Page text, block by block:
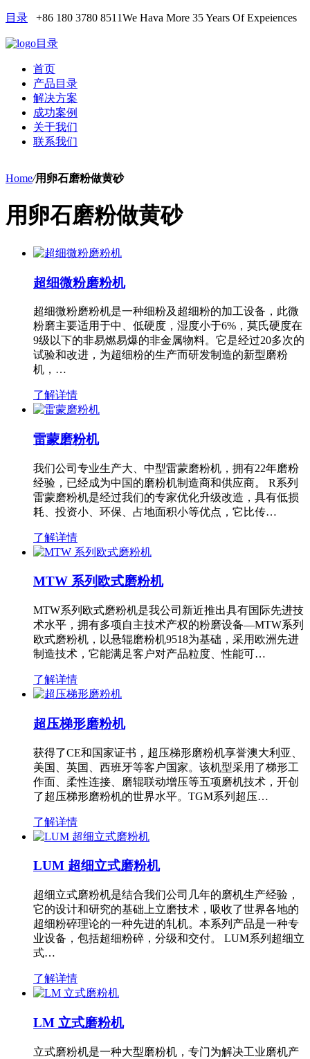
目录 +86 180 3780 8511We Hava More 35 Years Of Expeiences
目录
首页
产品目录
解决方案
成功案例
关于我们
联系我们
Home/用卵石磨粉做黄砂
用卵石磨粉做黄砂
超细微粉磨粉机
超细微粉磨粉机是一种细粉及超细粉的加工设备，此微
粉磨主要适用于中、低硬度，湿度小于6%，莫氏硬度在
9级以下的非易燃易爆的非金属物料。它是经过20多次的
试验和改进，为超细粉的生产而研发制造的新型磨粉
机，…
了解详情
雷蒙磨粉机
我们公司专业生产大、中型雷蒙磨粉机，拥有22年磨粉
经验，已经成为中国的磨粉机制造商和供应商。 R系列
雷蒙磨粉机是经过我们的专家优化升级改造，具有低损
耗、投资小、环保、占地面积小等优点，它比传…
了解详情
MTW 系列欧式磨粉机
MTW系列欧式磨粉机是我公司新近推出具有国际先进技
术水平，拥有多项自主技术产权的粉磨设备—MTW系列
欧式磨粉机，以悬辊磨粉机9518为基础，采用欧洲先进
制造技术，它能满足客户对产品粒度、性能可…
了解详情
超压梯形磨粉机
获得了CE和国家证书，超压梯形磨粉机享誉澳大利亚、
美国、英国、西班牙等客户国家。该机型采用了梯形工
作面、柔性连接、磨辊联动增压等五项磨机技术，开创
了超压梯形磨粉机的世界水平。TGM系列超压…
了解详情
LUM 超细立式磨粉机
超细立式磨粉机是结合我们公司几年的磨机生产经验，
它的设计和研究的基础上立磨技术，吸收了世界各地的
超细粉碎理论的一种先进的轧机。本系列产品是一种专
业设备，包括超细粉碎，分级和交付。 LUM系列超细立
式…
了解详情
LM 立式磨粉机
立式磨粉机是一种大型磨粉机，专门为解决工业磨机产